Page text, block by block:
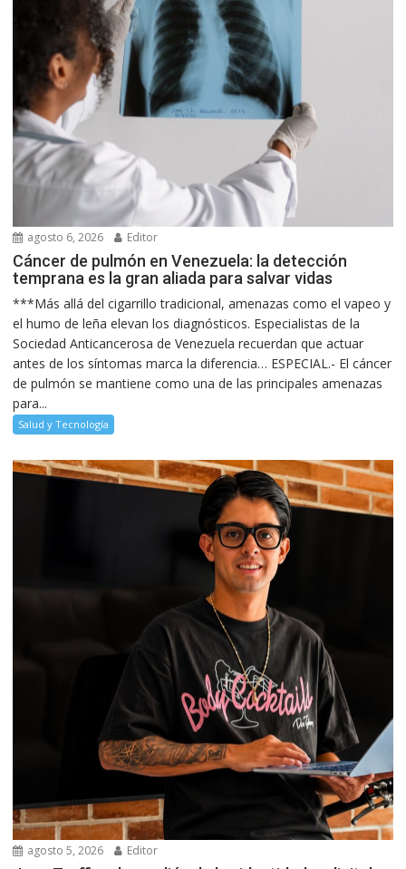
agosto 6, 2026 Editor
Cáncer de pulmón en Venezuela: la detección
temprana es la gran aliada para salvar vidas
***Más allá del cigarrillo tradicional, amenazas como el vapeo y
el humo de leña elevan los diagnósticos. Especialistas de la
Sociedad Anticancerosa de Venezuela recuerdan que actuar
antes de los síntomas marca la diferencia… ESPECIAL.- El cáncer
de pulmón se mantiene como una de las principales amenazas
para...
Salud y Tecnología
agosto 5, 2026 Editor